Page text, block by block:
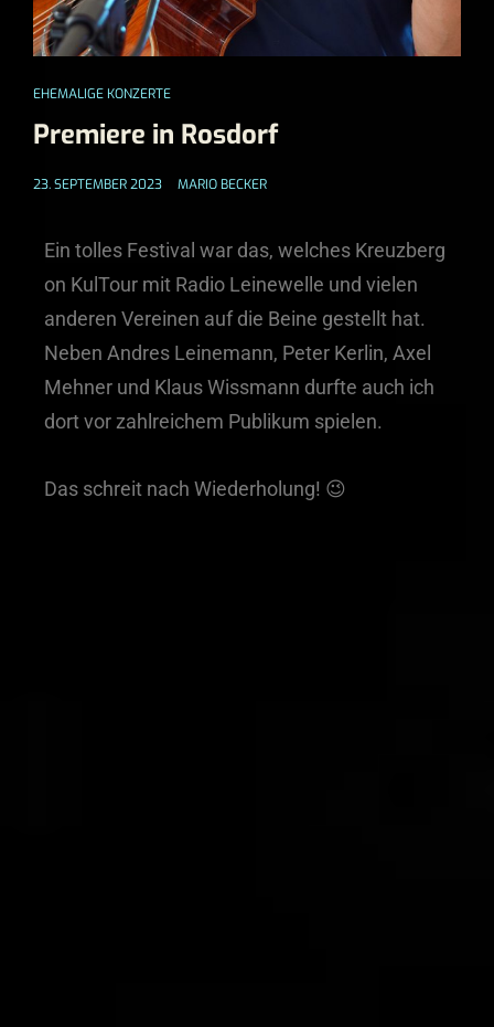
EHEMALIGE KONZERTE
Premiere in Rosdorf
23. SEPTEMBER 2023 MARIO BECKER
Ein tolles Festival war das, welches Kreuzberg
on KulTour mit Radio Leinewelle und vielen
anderen Vereinen auf die Beine gestellt hat.
Neben Andres Leinemann, Peter Kerlin, Axel
Mehner und Klaus Wissmann durfte auch ich
dort vor zahlreichem Publikum spielen.
Das schreit nach Wiederholung! 😉